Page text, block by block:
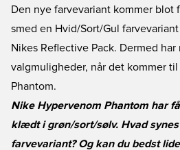
Den nye farvevariant kommer blot
smed en Hvid/Sort/Gul
Nikes Reflective Pack. Dermed
valgmuligheder, når det kommer
Phantom.
Nike Hypervenom Phantom har
klædt i grøn/sort/sølv. Hvad
farvevariant? Og kan du bedst